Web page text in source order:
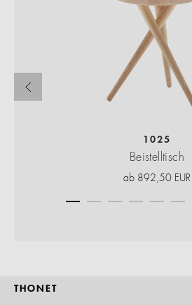
1025
Beistelltisch
ab 892,50 EUR
THONET